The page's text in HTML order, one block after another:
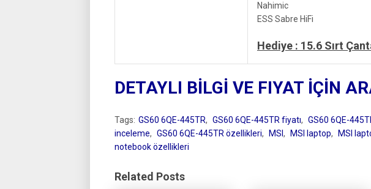
Nahimic
ESS Sabre HiFi
Hediye : 15.6 Sırt
DETAYLI BİLGİ VE FIYAT İÇİN
Tags: GS60 6QE-445TR, GS60 6QE-445TR fiyatı, GS60 6QE-
inceleme, GS60 6QE-445TR özellikleri, MSI , MSI laptop, MSI
notebook özellikleri
Related Posts